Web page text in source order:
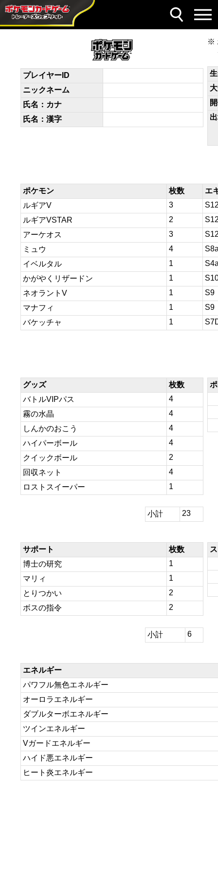
デッキコード
Lg9H9n-8gjR46-NLQgnL
プレイヤーID
ニックネーム
氏名：カナ
氏名：漢字
ポケモン 枚数
エ
ルギアV
3
ルギアVSTAR
2
アーケオス
3
ミュウ
4
イベルタル
1
かがやくリザードン
1
ネオラントV
1
S9
マナフィ
1
S9
バケッチャ
1
グッズ
枚数
バトルVIPパス
4
霧の水晶
4
しんかのおこう
4
ハイパーボール
4
クイックボール
2
回収ネット
4
ロストスイーパー
1
小計 23
サポート
枚数
博士の研究
1
マリィ
1
とりつかい
2
ボスの指令
2
小計 6
エネルギー
パワフル無色エネルギー
オーロラエネルギー
ダブルターボエネルギー
ツインエネルギー
Vガードエネルギー
ハイド悪エネルギー
ヒート炎エネルギー